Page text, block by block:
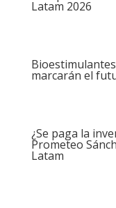
Latam 2026
marcarán el
¿Se paga la
Prometeo
Latam